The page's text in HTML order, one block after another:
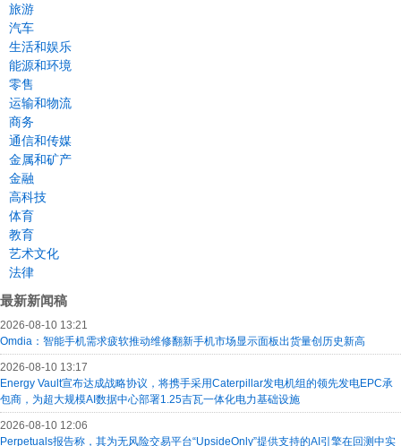
旅游
汽车
生活和娱乐
能源和环境
零售
运输和物流
商务
通信和传媒
金属和矿产
金融
高科技
体育
教育
艺术文化
法律
最新新闻稿
2026-08-10 13:21
Omdia：智能手机需求疲软推动维修翻新手机市场显示面板出货量创历史新高
2026-08-10 13:17
Energy Vault宣布达成战略协议，将携手采用Caterpillar发电机组的领先发电EPC承
包商，为超大规模AI数据中心部署1.25吉瓦一体化电力基础设施
2026-08-10 12:06
Perpetuals报告称，其为无风险交易平台“UpsideOnly”提供支持的AI引擎在回测中实